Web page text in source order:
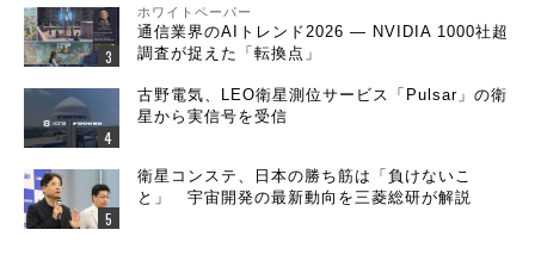
ホワイトペーパー
通信業界のAIトレンド2026 ― NVIDIA 1000社超
調査が捉えた「転換点」
古野電気、LEO衛星測位サービス「Pulsar」の衛
星から実信号を受信
衛星コンステ、日本の勝ち筋は「負けないこ
と」 宇宙開発の最新動向を三菱総研が解説